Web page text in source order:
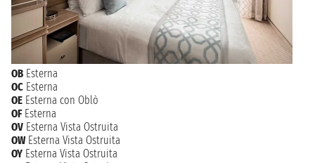
OB Esterna
OC Esterna
OE Esterna con Oblò
OF Esterna
OV Esterna Vista Ostruita
OW Esterna Vista Ostruita
OY Esterna Vista Ostruita